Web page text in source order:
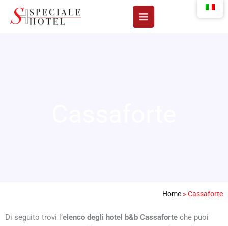
Home » Cassaforte
Di seguito trovi l’elenco degli hotel b&b Cassaforte che puoi